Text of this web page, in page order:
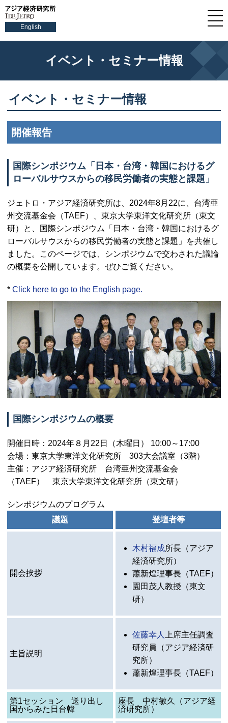
English
イベント・セミナー情報
イベント・セミナー情報
開催報告
国際シンポジウム「日本・台湾・韓国におけるグ
ローバルサウスからの移民労働者の実態と課題」
ジェトロ・アジア経済研究所は、2024年8月22に、台湾亜
州交流基金会（TAEF）、東京大学東洋文化研究所（東文
研）と、国際シンポジウム「日本・台湾・韓国におけるグ
ローバルサウスからの移民労働者の実態と課題」を共催し
ました。このページでは、シンポジウムで交わされた議論
の概要を公開しています。ぜひご覧ください。
* Click here to go to the English page.
国際シンポジウムの概要
開催日時：2024年８月22日（木曜日） 10:00～17:00
会場：東京大学東洋文化研究所 303大会議室（3階）
主催：アジア経済研究所 台湾亜州交流基金会
（TAEF） 東京大学東洋文化研究所（東文研）
シンポジウムのプログラム
議題
登壇者等
開会挨拶
木村福成所長（アジア
経済研究所）
蕭新煌理事長（TAEF）
園田茂人教授（東文
研）
主旨説明
佐藤幸人
上席主任調査
研究員（アジア経済研
究所）
蕭新煌理事長（TAEF）
第1セッション 送り出し
国からみた日台韓
座長 中村敏久（アジア経
済研究所）